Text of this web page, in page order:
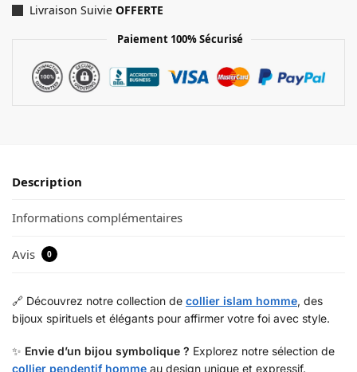
Livraison Suivie OFFERTE
Paiement 100% Sécurisé
Description
Informations complémentaires
Avis 0
🔗 Découvrez notre collection de collier islam homme, des
bijoux spirituels et élégants pour affirmer votre foi avec style.
✨ Envie d’un bijou symbolique ? Explorez notre sélection de
collier pendentif homme au design unique et expressif.